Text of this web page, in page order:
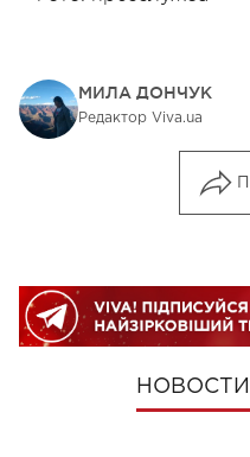
МИЛА ДОНЧУК
Редактор Viva.ua